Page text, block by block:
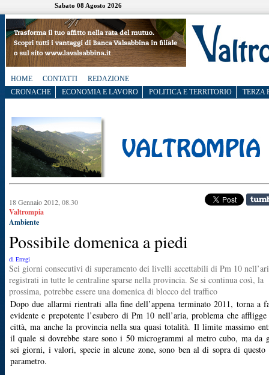
Sabato 08 Agosto 2026
HOME CONTATTI
REDAZIONE
CRONACHE
ECONOMIA E LAVORO POLITICA E TERRITORIO TERZA
18 Gennaio 2012, 08.30
Valtrompia
Ambiente
Possibile domenica a piedi
di Erregi
Sei giorni consecutivi di superamento dei livelli accettabili di Pm 10
registrati in tutte le centraline sparse nella provincia. Se si continua così, la
prossima, potrebbe essere una domenica di blocco del traffico
Dopo due allarmi rientrati alla fine dell’appena terminato 2011, torna a
evidente e prepotente l’esubero di Pm 10 nell’aria, problema che
città, ma anche la provincia nella sua quasi totalità. Il limite massimo
il quale si dovrebbe stare sono i 50 microgrammi al metro cubo, ma da
sei giorni, i valori, specie in alcune zone, sono ben al di sopra di questo
parametro.